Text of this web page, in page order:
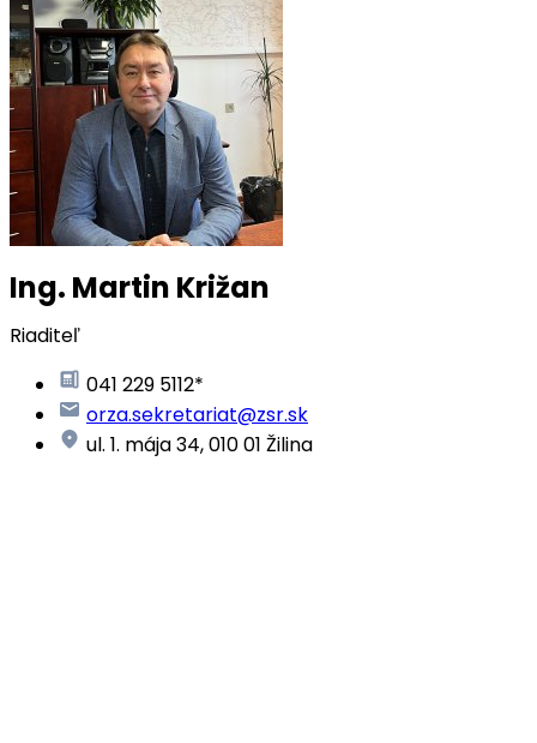
Ing. Martin Križan
Riaditeľ
041 229 5112*
orza.sekretariat@zsr.sk
ul. 1. mája 34, 010 01 Žilina